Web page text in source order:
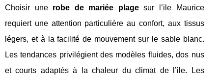
Choisir une robe de mariée plagesur l’ile Maurice
requiert une attention particulière au confort, aux tissus
légers, et à la facilité de mouvement sur le sable blanc.
Les tendances privilégient des modèles fluides, dos nus
et courts adaptés à la chaleur du climat de l’ile. Les